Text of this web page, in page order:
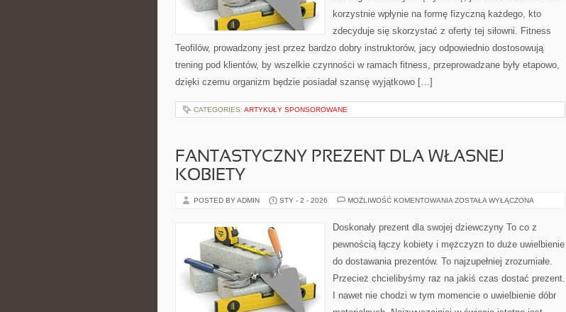
korzystnie wpłynie na formę fizyczną każdego, kto
zdecyduje się skorzystać z oferty tej siłowni. Fitness
Teofilów, prowadzony jest przez bardzo dobry instruktorów, jacy odpowiednio dostosowują
trening pod klientów, by wszelkie czynności w ramach fitness, przeprowadzane były etapowo,
dzięki czemu organizm będzie posiadał szansę wyjątkowo […]
CATEGORIES: ARTYKUŁY SPONSOROWANE
FANTASTYCZNY PREZENT DLA WŁASNEJ
KOBIETY
POSTED BY ADMIN STY - 2 - 2026 MOŻLIWOŚĆ KOMENTOWANIA FANTASTYCZNY
WŁASNEJ
KOBIETY
ZOSTAŁA WYŁĄCZONA
Doskonały prezent dla swojej dziewczyny To co z
pewnością łączy kobiety i mężczyzn to duże uwielbienie
do dostawania prezentów. To najzupełniej zrozumiałe.
Przecież chcielibyśmy raz na jakiś czas dostać prezent.
I nawet nie chodzi w tym momencie o uwielbienie dóbr